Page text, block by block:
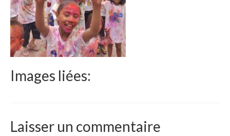
Missions 2023
Actualités
Nous contacter
Images liées:
Laisser un commentaire